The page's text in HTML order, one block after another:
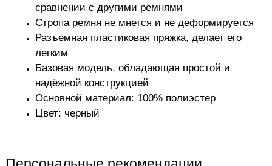
сравнении с другими ремнями
Стропа ремня не мнется и не деформируется
Разъемная пластиковая пряжка, делает его
легким
Базовая модель, обладающая простой и
надёжной конструкцией
Основной материал: 100% полиэстер
Цвет: черный